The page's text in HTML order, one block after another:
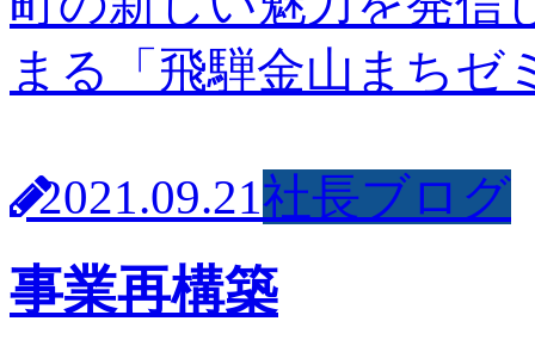
まる「飛騨金山まち
2021.09.21社長ブログ
事業再構築